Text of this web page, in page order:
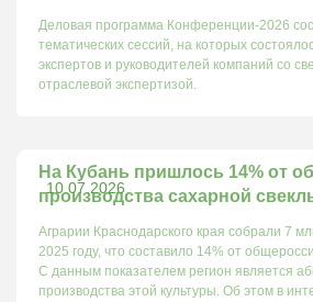
Деловая программа Конференции-2026
тематических сессий, на которых
экспертов и руководителей компаний со
отраслевой экспертизой.
10.07.2026
На Кубань пришлось 14% от
производства сахарной
Аграрии Краснодарского края собрали 7
2025 году, что составило 14% от
С данным показателем регион является
производства этой культуры. Об этом в